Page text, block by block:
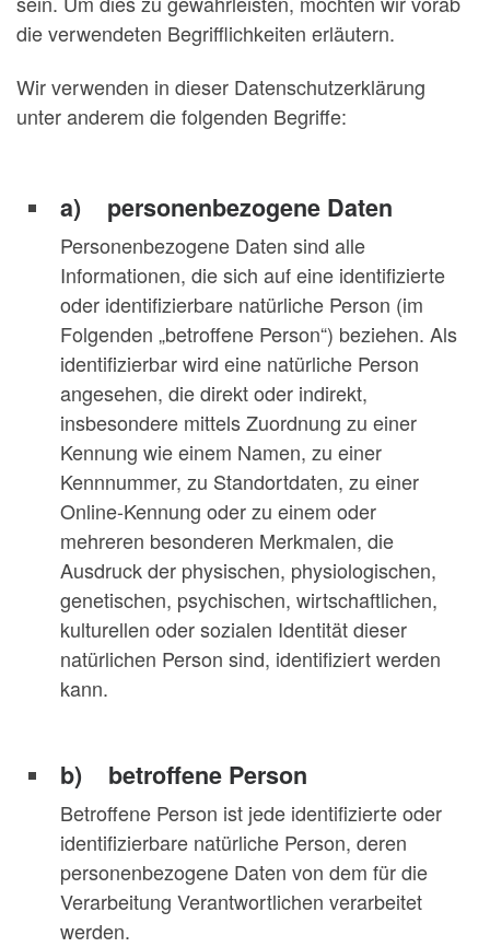
die verwendeten Begrifflichkeiten erläutern.
Wir verwenden in dieser Datenschutzerklärung
unter anderem die folgenden Begriffe:
a) personenbezogene Daten
Personenbezogene Daten sind alle
Informationen, die sich auf eine identifizierte
oder identifizierbare natürliche Person (im
Folgenden „betroffene Person“) beziehen. Als
identifizierbar wird eine natürliche Person
angesehen, die direkt oder indirekt,
insbesondere mittels Zuordnung zu einer
Kennung wie einem Namen, zu einer
Kennnummer, zu Standortdaten, zu einer
Online-Kennung oder zu einem oder
mehreren besonderen Merkmalen, die
Ausdruck der physischen, physiologischen,
genetischen, psychischen, wirtschaftlichen,
kulturellen oder sozialen Identität dieser
natürlichen Person sind, identifiziert werden
kann.
b) betroffene Person
Betroffene Person ist jede identifizierte oder
identifizierbare natürliche Person, deren
personenbezogene Daten von dem für die
Verarbeitung Verantwortlichen verarbeitet
werden.